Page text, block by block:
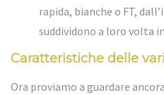
rapida, bianche o FT,
suddividono a loro volta
Caratteristiche delle
Ora proviamo a guardare